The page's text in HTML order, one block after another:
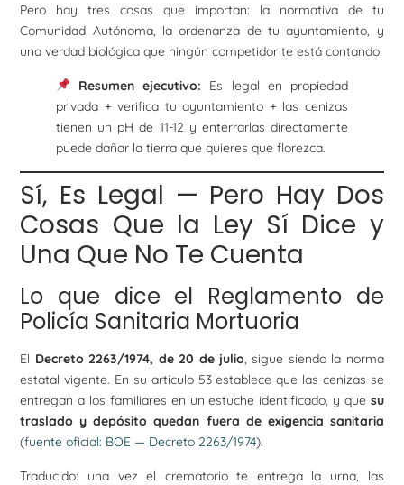
Pero hay tres cosas que importan: la normativa de tu
Comunidad Autónoma, la ordenanza de tu ayuntamiento, y
una verdad biológica que ningún competidor te está contando.
Resumen ejecutivo: Es legal en propiedad
privada + verifica tu ayuntamiento + las cenizas
tienen un pH de 11-12 y enterrarlas directamente
puede dañar la tierra que quieres que florezca.
Sí, Es Legal — Pero Hay Dos
Cosas Que la Ley Sí Dice y
Una Que No Te Cuenta
Lo que dice el Reglamento de
Policía Sanitaria Mortuoria
El Decreto 2263/1974, de 20 de julio, sigue siendo la norma
estatal vigente. En su artículo 53 establece que las cenizas se
entregan a los familiares en un estuche identificado, y que su
traslado y depósito quedan fuera de exigencia sanitaria
(fuente oficial: BOE — Decreto 2263/1974).
Traducido: una vez el crematorio te entrega la urna, las